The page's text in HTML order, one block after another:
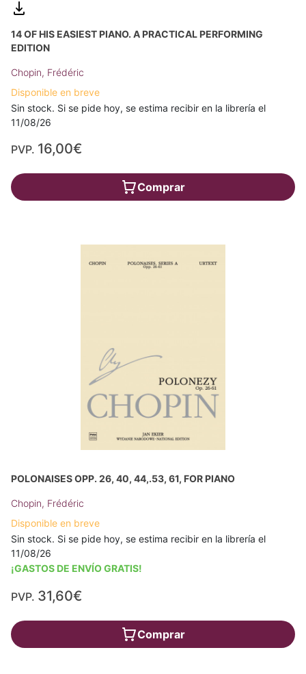
14 OF HIS EASIEST PIANO. A PRACTICAL PERFORMING
EDITION
Chopin, Frédéric
Disponible en breve
Sin stock. Si se pide hoy, se estima recibir en la librería el
11/08/26
PVP. 16,00€
Comprar
POLONAISES OPP. 26, 40, 44,.53, 61, FOR PIANO
Chopin, Frédéric
Disponible en breve
Sin stock. Si se pide hoy, se estima recibir en la librería el
11/08/26
¡GASTOS DE ENVÍO GRATIS!
PVP. 31,60€
Comprar